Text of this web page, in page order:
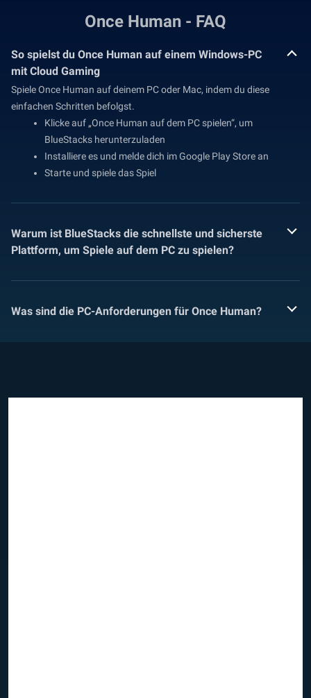
Once Human - FAQ
So spielst du Once Human auf einem Windows-PC
mit Cloud Gaming
Spiele Once Human auf deinem PC oder Mac, indem du diese
einfachen Schritten befolgst.
Klicke auf „Once Human auf dem PC spielen“, um
BlueStacks herunterzuladen
Installiere es und melde dich im Google Play Store an
Starte und spiele das Spiel
Warum ist BlueStacks die schnellste und sicherste
Plattform, um Spiele auf dem PC zu spielen?
Was sind die PC-Anforderungen für Once Human?